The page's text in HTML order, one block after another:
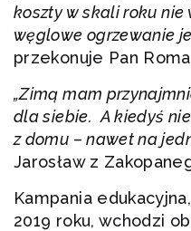
koszty w skali roku nie
węglowe ogrzewanie
przekonuje Pan
„Zimą mam
dla siebie. A kiedyś
z domu – nawet na
Jarosław z
Kampania
2019 roku, wchodzi